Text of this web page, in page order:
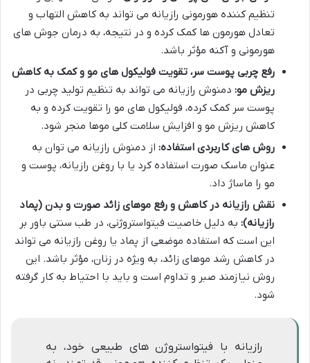
تنظیم کننده هورمونی رازیانه می تواند به کاهش التهاب و
تعادل هورمون ها کمک کرده و در نتیجه، به درمان جوش های
هورمونی و آکنه مؤثر باشد.
رفع چربی پوست سر، تقویت فولیکول های مو و کمک به کاهش
ریزش مو: دمنوش رازیانه می تواند به تنظیم تولید چربی در
پوست سر کمک کرده، فولیکول های مو را تقویت کرده و به
کاهش ریزش مو و افزایش سلامت کلی موها منجر شود.
روش های کاربردی استفاده: از دمنوش رازیانه می توان به
عنوان ماسک صورت استفاده کرد یا با روغن رازیانه، پوست و
مو را ماساژ داد.
نقش رازیانه در کاهش و رفع موهای زائد صورت و بدن (پماد
رازیانه): به دلیل خاصیت فیتواستروژنی، در طب سنتی باور بر
این است که استفاده موضعی از پماد یا روغن رازیانه می تواند
در کاهش رشد موهای زائد، به ویژه در زنان، مؤثر باشد. این
روش نیازمند صبر و تداوم است و باید با احتیاط به کار گرفته
شود.
رازیانه با فیتواستروژن های طبیعی خود، به